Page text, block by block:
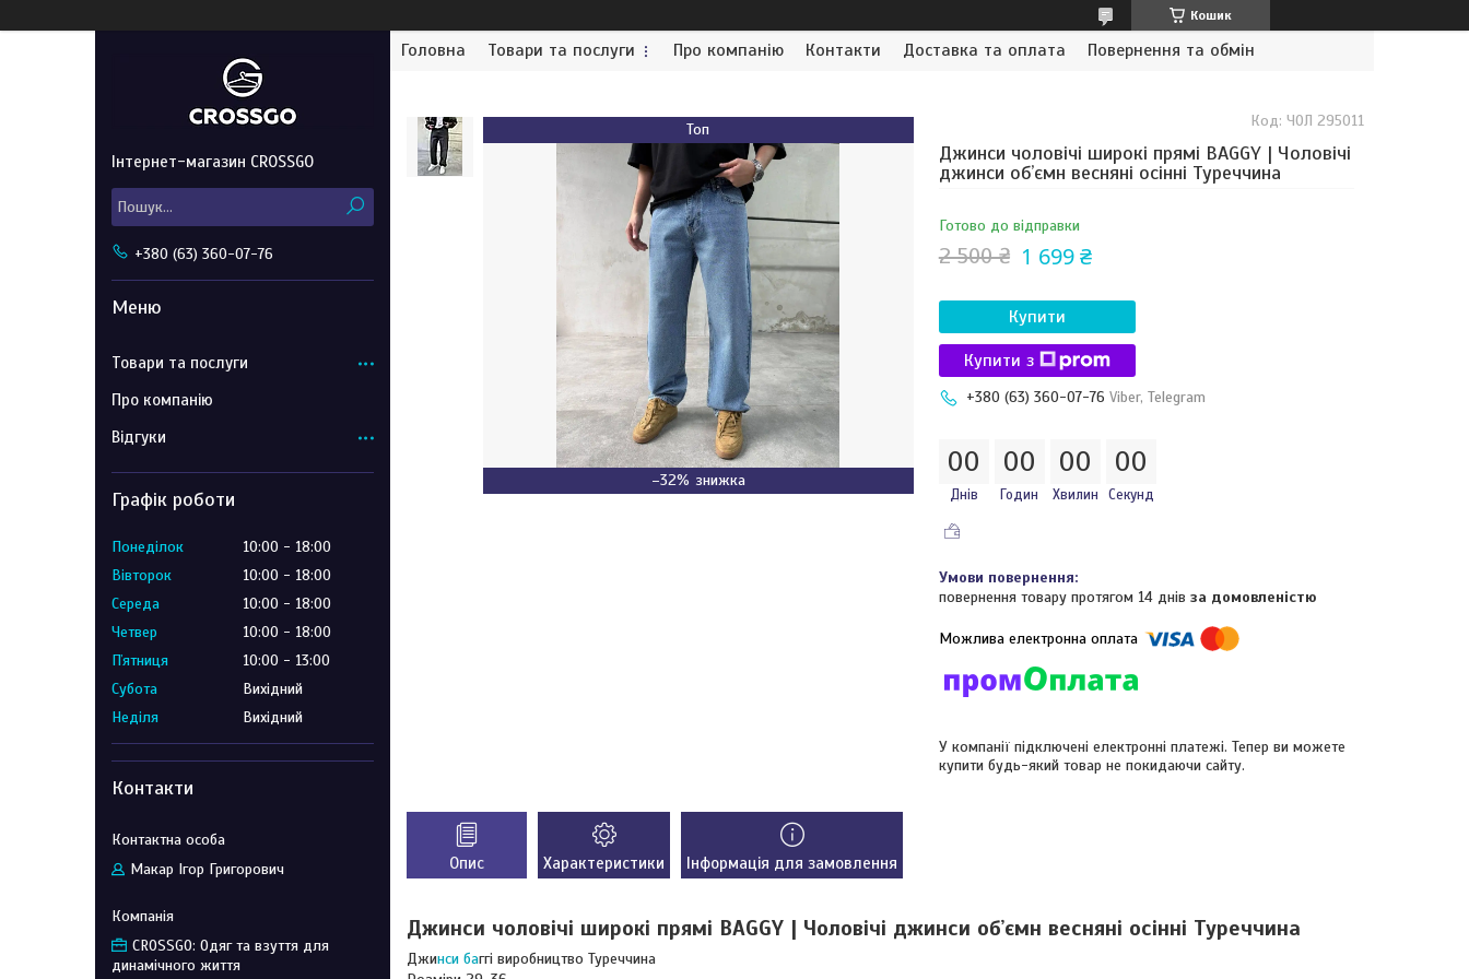
Кошик
Головна Товари та послуги Про компанію Контакти Доставка та оплата Повернення та обмін
Топ
–32%
Джинси чоловічі широкі прямі BAGGY | Чоловічі
джинси обʼємн весняні осінні Туреччина
Готово до відправки
Код:ЧОЛ 295011
2 500 ₴ 1 699 ₴
Купити
Купити з
+380 (63) 360-07-76 Viber, Telegram
00
Днів
00
Годин
00
Хвилин
00
Секунд
повернення товару протягом 14 днів за домовленістю
У компанії підключені електронні платежі. Тепер ви можете
купити будь-який товар не покидаючи сайту.
Опис Характеристики Інформація для замовлення
Джинси чоловічі широкі прямі BAGGY | Чоловічі джинси обʼємн весняні осінні Туреччина
Джинси баггі виробництво Туреччина
Інтернет-магазин CROSSGO
+380 (63) 360-07-76
Товари та послуги
Про компанію
Відгуки
Графік роботи
Понеділок 10:00
18:00
Вівторок
10:00
18:00
Середа
10:00
18:00
Четвер
10:00
18:00
Пʼятниця
10:00
13:00
Субота
Вихідний
Неділя
Вихідний
Контакти
Макар Ігор Григорович
CROSSGO: Одяг та взуття для
динамічного життя